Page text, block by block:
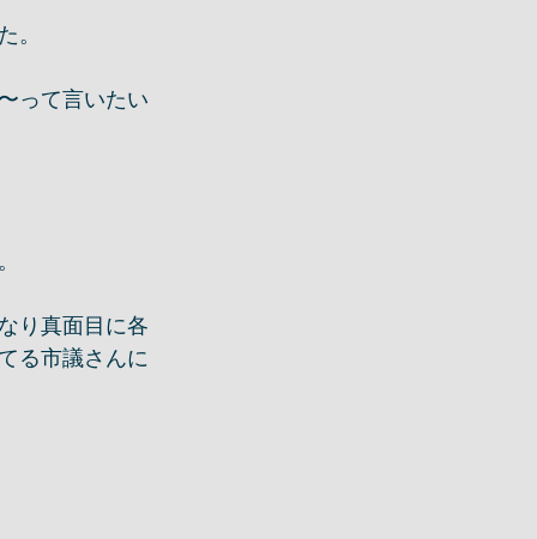
。
って言いたい
り真面目に各
る市議さんに